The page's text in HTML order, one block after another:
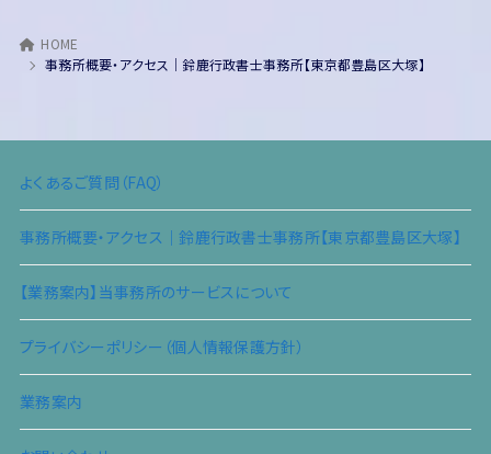
HOME
事務所概要・アクセス｜鈴鹿行政書士事務所【東京都豊島区大塚】
よくあるご質問（FAQ）
事務所概要・アクセス｜鈴鹿行政書士事務所【東京都豊島区大塚】
【業務案内】当事務所のサービスについて
プライバシーポリシー（個人情報保護方針）
業務案内